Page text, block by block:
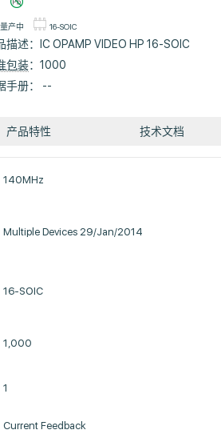
量产中 16-SOIC
描述：
IC OPAMP VIDEO HP 16-SOIC
包装：1000
手册： --
产品特性 技术文档
140MHz
Multiple Devices 29/Jan/2014
16-SOIC
1,000
1
Current Feedback